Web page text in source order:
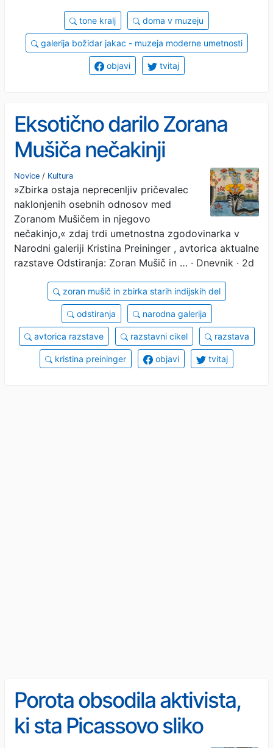
tone kralj doma v muzeju
galerija božidar jakac - muzeja moderne umetnosti
objavi tvitaj
Eksotično darilo Zorana
Mušiča nečakinji
Novice / Kultura
»Zbirka ostaja neprecenljiv pričevalec
naklonjenih osebnih odnosov med
Zoranom Mušičem in njegovo
nečakinjo,« zdaj trdi umetnostna zgodovinarka v
Narodni galeriji Kristina Preininger , avtorica aktualne
razstave Odstiranja: Zoran Mušič in … · Dnevnik · 2d
zoran mušič in zbirka starih indijskih del
odstiranja narodna galerija
avtorica razstave razstavni cikel razstava
kristina preininger objavi tvitaj
Porota obsodila aktivista,
ki sta Picassovo sliko